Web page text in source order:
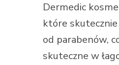
Dermedic
które
od parabenów,
skuteczne w